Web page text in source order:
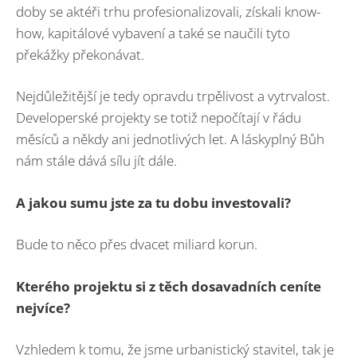
doby se aktéři trhu profesionalizovali, získali know-
how, kapitálové vybavení a také se naučili tyto
překážky překonávat.
Nejdůležitější je tedy opravdu trpělivost a vytrvalost.
Developerské projekty se totiž nepočítají v řádu
měsíců a někdy ani jednotlivých let. A láskyplný Bůh
nám stále dává sílu jít dále.
A jakou sumu jste za tu dobu investovali?
Bude to něco přes dvacet miliard korun.
Kterého projektu si z těch dosavadních ceníte
nejvíce?
Vzhledem k tomu, že jsme urbanistický stavitel, tak je